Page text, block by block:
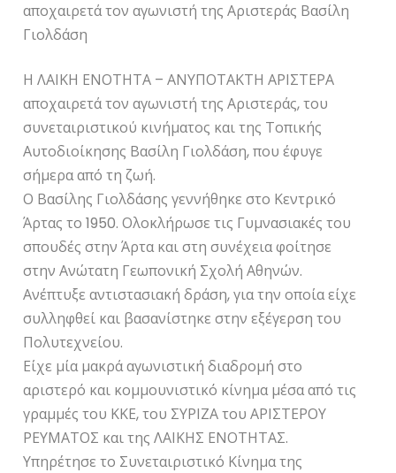
αποχαιρετά τον αγωνιστή της Αριστεράς Βασίλη
Γιολδάση
Η ΛΑΙΚΗ ΕΝΟΤΗΤΑ – ΑΝΥΠΟΤΑΚΤΗ ΑΡΙΣΤΕΡΑ
αποχαιρετά τον αγωνιστή της Αριστεράς, του
συνεταιριστικού κινήματος και της Τοπικής
Αυτοδιοίκησης Βασίλη Γιολδάση, που έφυγε
σήμερα από τη ζωή.
Ο Βασίλης Γιολδάσης γεννήθηκε στο Κεντρικό
Άρτας το 1950. Ολοκλήρωσε τις Γυμνασιακές του
σπουδές στην Άρτα και στη συνέχεια φοίτησε
στην Ανώτατη Γεωπονική Σχολή Αθηνών.
Ανέπτυξε αντιστασιακή δράση, για την οποία είχε
συλληφθεί και βασανίστηκε στην εξέγερση του
Πολυτεχνείου.
Είχε μία μακρά αγωνιστική διαδρομή στο
αριστερό και κομμουνιστικό κίνημα μέσα από τις
γραμμές του ΚΚΕ, του ΣΥΡΙΖΑ του ΑΡΙΣΤΕΡΟΥ
ΡΕΥΜΑΤΟΣ και της ΛΑΙΚΗΣ ΕΝΟΤΗΤΑΣ.
Υπηρέτησε το Συνεταιριστικό Κίνημα της